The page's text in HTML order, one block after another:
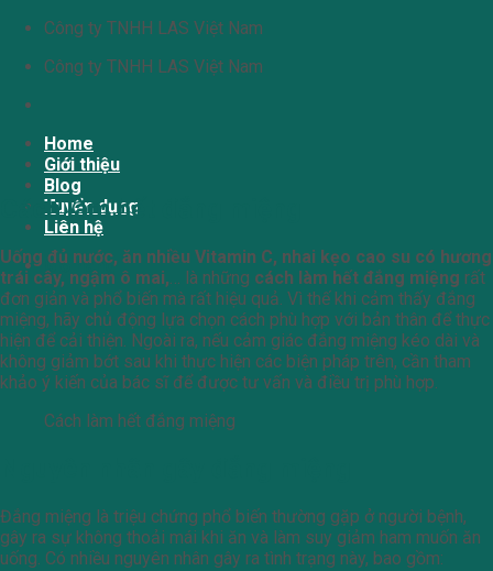
ChuyểnCông ty TNHH LAS Việt Nam
Công ty TNHH LAS Việt Nam
Home
Giới thiệu
Blog
Tuyển dụng
Liên hệ
Giỏ hàng
Cách làm hết đắng miệng
Uống đủ nước, ăn nhiều Vitamin C, nhai kẹo cao su có hương
trái cây, ngậm ô mai,… là những cách làm hết đắng miệng rất
đơn giản và phổ biến mà rất hiệu quả. Vì thế khi cảm thấy đắng
miệng, hãy chủ động lựa chọn cách phù hợp với bản thân để thực
hiện để cải thiện. Ngoài ra, nếu cảm giác đắng miệng kéo dài và
không giảm bớt sau khi thực hiện các biện pháp trên, cần tham
khảo ý kiến của bác sĩ để được tư vấn và điều trị phù hợp.
Cách làm hết đắng miệng
Đắng miệng là triệu chứng phổ biến thường gặp ở người bệnh,
gây ra sự không thoải mái khi ăn và làm suy giảm ham muốn ăn
uống. Có nhiều nguyên nhân gây ra tình trạng này, bao gồm: